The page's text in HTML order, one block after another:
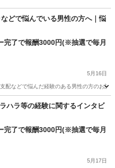
どで悩んでいる男性の方へ｜悩
完了で報酬3000円(※抽選で毎月
5月16日
配などで悩んだ経験のある男性の方のお
ケートハラ等の経験に関するインタビ
完了で報酬3000円(※抽選で毎月
5月17日